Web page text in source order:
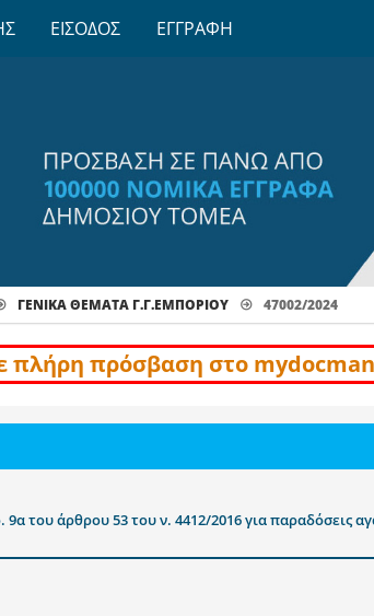
ΕΙΣΟΔΟΣ ΕΓΓΡΑΦΗ
ΓΕΝΙΚΆ ΘΈΜΑΤΑ Γ.Γ.ΕΜΠΟΡΊΟΥ 47002/2024
πλήρη πρόσβαση στο
του άρθρου 53 του ν. 4412/2016 για παραδόσεις